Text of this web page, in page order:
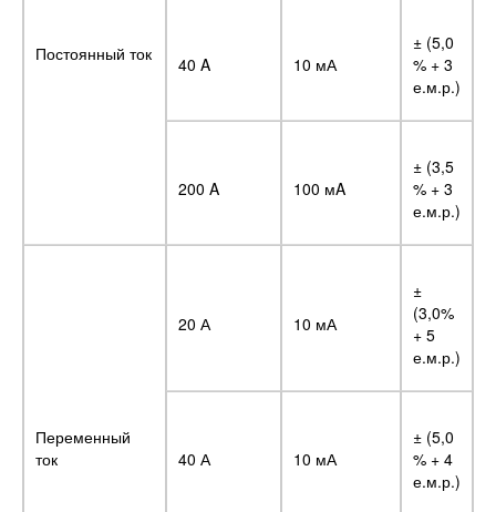
Постоянный ток 40 A 10 мА
± (5,0
% + 3
е.м.р.)
200 A 100 мA
± (3,5
% + 3
е.м.р.)
Переменный
ток
20 А 10 мА
±
(3,0%
+ 5
е.м.р.)
40 А 10 мА
± (5,0
% + 4
е.м.р.)